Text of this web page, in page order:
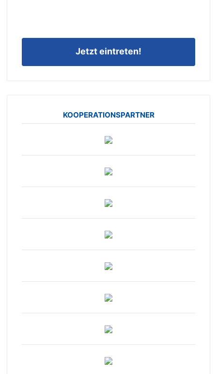
Jetzt eintreten!
KOOPERATIONSPARTNER